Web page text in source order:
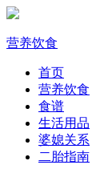
营养饮食
首页
营养饮食
食谱
生活用品
婆媳关系
二胎指南